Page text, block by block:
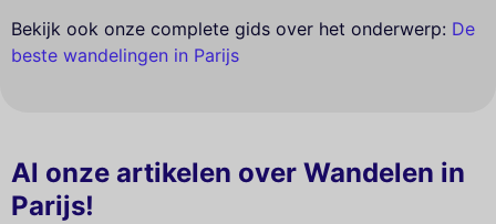
Bekijk ook onze complete gids over het onderwerp: De
beste wandelingen in Parijs
Al onze artikelen over Wandelen in
Parijs!